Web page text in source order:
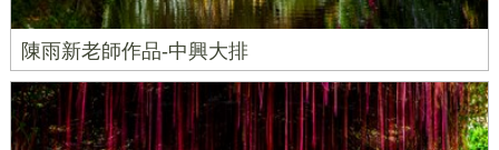
陳雨新老師作品-中興大排